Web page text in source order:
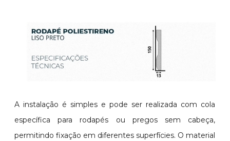
A instalação é simples e pode ser realizada com cola
específica para rodapés ou pregos sem cabeça,
permitindo fixação em diferentes superfícies. O material